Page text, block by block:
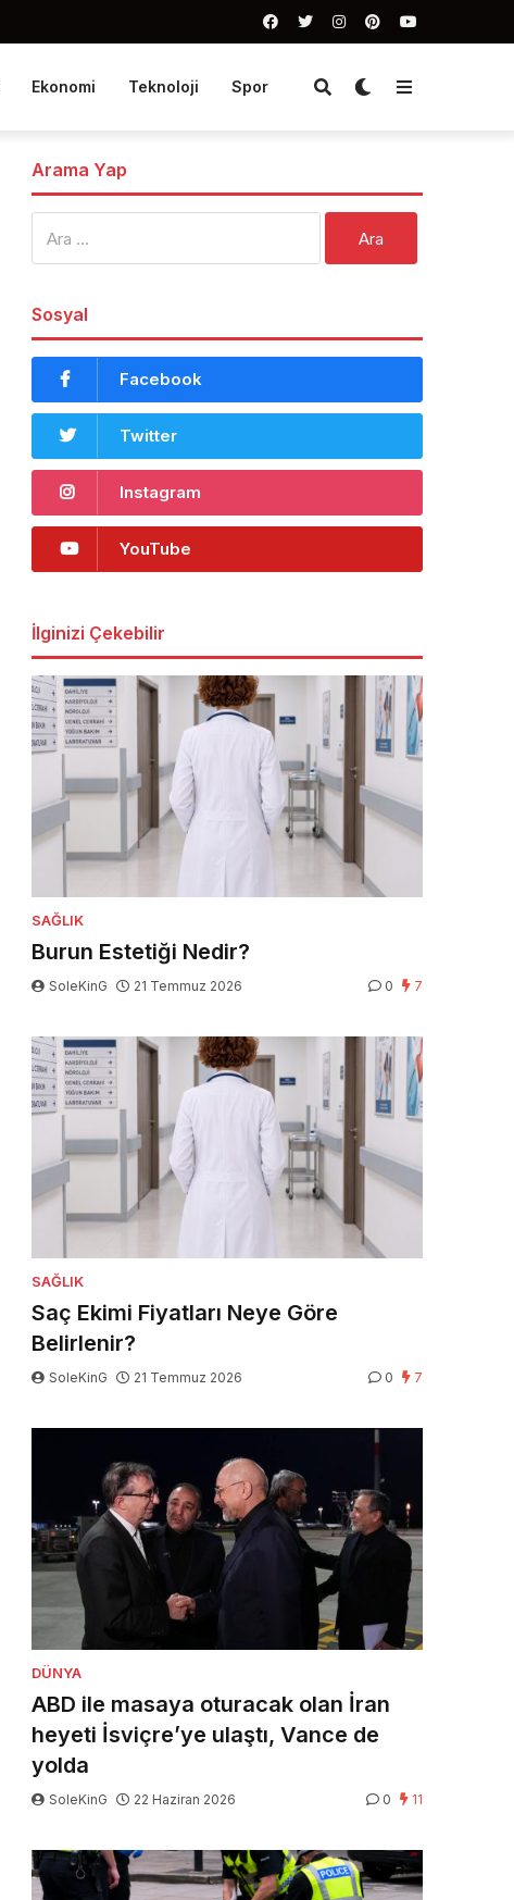
Ekonomi Teknoloji Spor
Arama Yap
Sosyal
Facebook
Twitter
Instagram
YouTube
İlginizi Çekebilir
SAĞLIK
Burun Estetiği Nedir?
SoleKinG 21 Temmuz 2026 0 7
SAĞLIK
Saç Ekimi Fiyatları Neye Göre
Belirlenir?
SoleKinG 21 Temmuz 2026 0 7
DÜNYA
ABD ile masaya oturacak olan İran
heyeti İsviçre’ye ulaştı, Vance de
yolda
SoleKinG 22 Haziran 2026 0 11